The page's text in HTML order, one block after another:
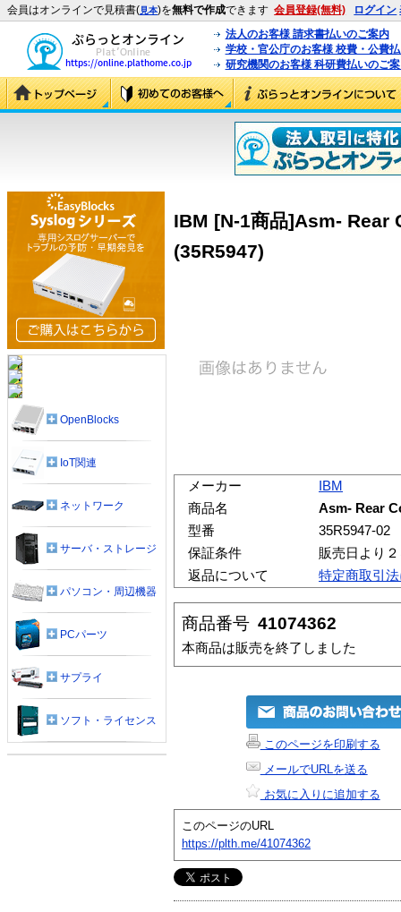
会員はオンラインで見積書(見本)を無料で作成できます 会員登録(無料) ログイン
法人のお客様 請求書払いのご案内
学校・官公庁のお客様 校費・公費
研究機関のお客様 科研費払いのご
IBM [N-1商品]Asm- Rear
(35R5947)
メーカー
IBM
商品名
Asm- Rear
型番
35R5947-02
保証条件
販売日より
返品について
特定商取引
商品番号 41074362
本商品は販売を終了しました
このページを印刷する
メールでURLを送る
お気に入りに追加する
このページのURL
https://plth.me/41074362
OpenBlocks
IoT関連
ネットワーク
サーバ・ストレージ
パソコン・周辺機器
PCパーツ
サプライ
ソフト・ライセンス